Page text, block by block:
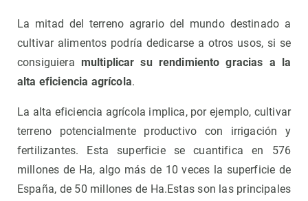
La mitad del terreno agrario del mundo destinado a
cultivar alimentos podría dedicarse a otros usos, si se
consiguiera multiplicar su rendimiento gracias a la
alta eficiencia agrícola.
La alta eficiencia agrícola implica, por ejemplo, cultivar
terreno potencialmente productivo con irrigación y
fertilizantes. Esta superficie se cuantifica en 576
millones de Ha, algo más de 10 veces la superficie de
España, de 50 millones de Ha.Estas son las principales